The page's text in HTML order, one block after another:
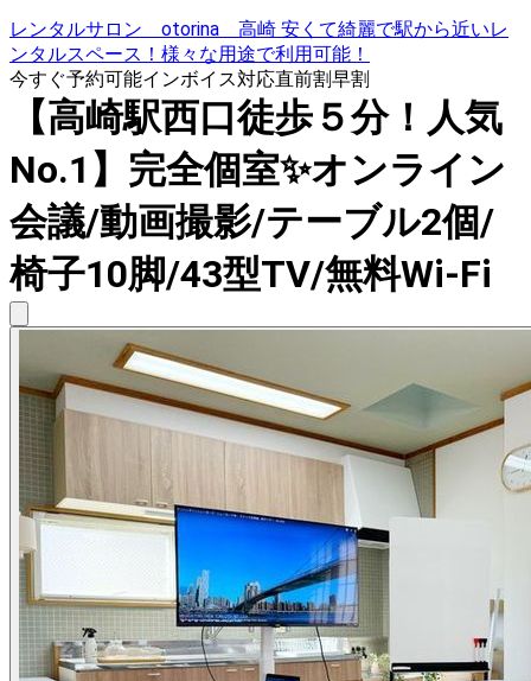
レンタルサロン otorina 高崎 安くて綺麗で駅から近いレ
ンタルスペース！様々な用途で利用可能！
今すぐ予約可能インボイス対応直前割早割
【高崎駅西口徒歩５分！人気
No.1】完全個室✨オンライン
会議/動画撮影/テーブル2個/
椅子10脚/43型TV/無料Wi-Fi